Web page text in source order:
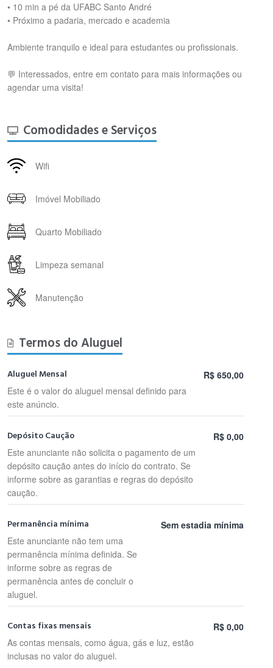
• 10 min a pé da UFABC Santo André
• Próximo a padaria, mercado e academia
Ambiente tranquilo e ideal para estudantes ou profissionais.
💬 Interessados, entre em contato para mais informações ou
agendar uma visita!
Comodidades e Serviços
Wifi
Imóvel Mobiliado
Quarto Mobiliado
Limpeza semanal
Manutenção
Termos do Aluguel
Aluguel Mensal
Este é o valor do aluguel mensal definido para
este anúncio.
R$ 650,00
Depósito Caução
Este anunciante não solicita o pagamento de um
depósito caução antes do início do contrato. Se
informe sobre as garantias e regras do depósito
caução.
R$ 0,00
Permanência mínima
Este anunciante não tem uma
permanência mínima definida. Se
informe sobre as regras de
permanência antes de concluir o
aluguel.
Sem estadia mínima
Contas fixas mensais
As contas mensais, como água, gás e luz, estão
inclusas no valor do aluguel.
R$ 0,00